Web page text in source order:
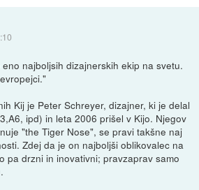
najboljsih dizajnerskih ekip na svetu.
Kij je Peter Schreyer, dizajner, ki je delal
ipd) in leta 2006 prišel v Kijo. Njegov
"the Tiger Nose", se pravi takšne naj
Zdej da je on najboljši oblikovalec na
pa drzni in inovativni; pravzaprav samo